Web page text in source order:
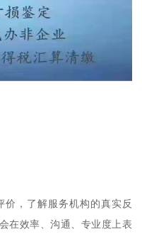
价，了解服务机构的真实反
在效率、沟通、专业度上表